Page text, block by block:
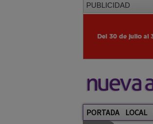
PUBLICIDAD
PORTADA LOCAL